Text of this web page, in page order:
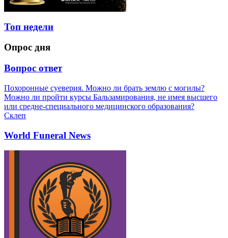
Топ недели
Опрос дня
Вопрос ответ
Похоронные суеверия. Можно ли брать землю с могилы?
Можно ли пройти курсы Бальзамирования, не имея высшего
или средне-специального медицинского образования?
Склеп
World Funeral News